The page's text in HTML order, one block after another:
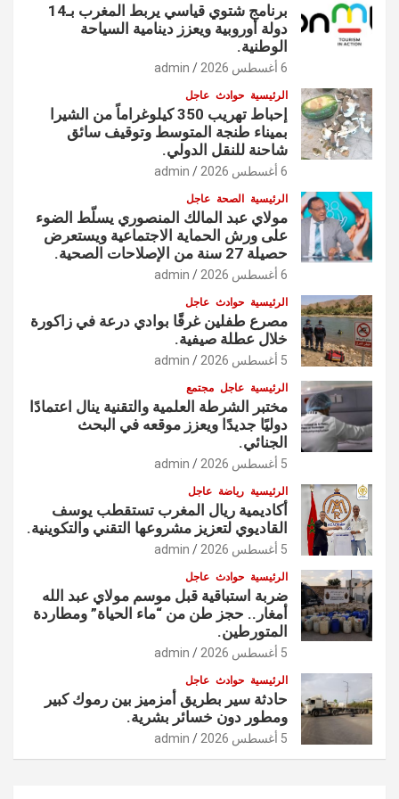
برنامج شتوي قياسي يربط المغرب بـ14
دولة أوروبية ويعزز دينامية السياحة
الوطنية.
6 أغسطس 2026 admin
الرئيسية حوادث عاجل
إحباط تهريب 350 كيلوغراماً من الشيرا
بميناء طنجة المتوسط وتوقيف سائق
شاحنة للنقل الدولي.
6 أغسطس 2026 admin
الرئيسية الصحة عاجل
مولاي عبد المالك المنصوري يسلّط الضوء
على ورش الحماية الاجتماعية ويستعرض
حصيلة 27 سنة من الإصلاحات الصحية.
6 أغسطس 2026 admin
الرئيسية حوادث عاجل
مصرع طفلين غرقًا بوادي درعة في زاكورة
خلال عطلة صيفية.
5 أغسطس 2026 admin
الرئيسية عاجل مجتمع
مختبر الشرطة العلمية والتقنية ينال اعتمادًا
دوليًا جديدًا ويعزز موقعه في البحث
الجنائي.
5 أغسطس 2026 admin
الرئيسية رياضة عاجل
أكاديمية ريال المغرب تستقطب يوسف
القاديوي لتعزيز مشروعها التقني والتكوينية.
5 أغسطس 2026 admin
الرئيسية حوادث عاجل
ضربة استباقية قبل موسم مولاي عبد الله
أمغار.. حجز طن من “ماء الحياة” ومطاردة
المتورطين.
5 أغسطس 2026 admin
الرئيسية حوادث عاجل
حادثة سير بطريق أمزميز بين رموك كبير
ومطور دون خسائر بشرية.
5 أغسطس 2026 admin